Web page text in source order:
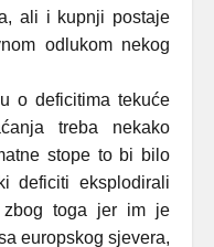
ali i kupnji postaje
odlukom nekog
o deficitima tekuće
treba nekako
stope to bi bilo
deficiti eksplodirali
toga jer im je
europskog sjevera,